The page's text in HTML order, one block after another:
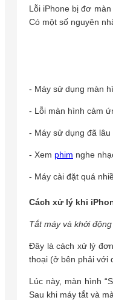
Lỗi iPhone bị đơ
Có một số nguyên
- Máy sử dụng màn
- Lỗi màn hình cảm
- Máy sử dụng đã
- Xem phim nghe
- Máy cài đặt quá
Cách xử lý khi
Tắt máy và khởi
Đây là cách xử lý
thoại (ở bên phải với
Lúc này, màn hình
Sau khi máy tắt và